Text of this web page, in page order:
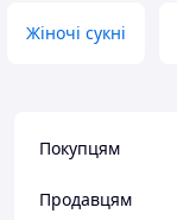
Жіночі сукні
Покупцям
Продавцям